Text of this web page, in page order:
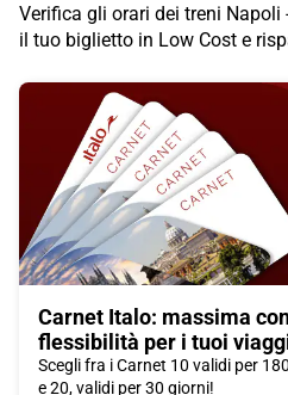
Verifica gli orari dei treni
il tuo biglietto in Low Cost e
Carnet Italo: massima
flessibilità per i tuoi
Scegli fra i Carnet 10 validi per
e 20, validi per 30 giorni!